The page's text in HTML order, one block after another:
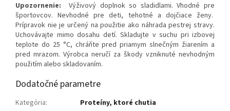
Upozornenie: Výživový doplnok so sladidlami. Vhodné pre
športovcov. Nevhodné pre deti, tehotné a dojčiace ženy.
Prípravok nie je určený na použitie ako náhrada pestrej stravy.
Uchovávajte mimo dosahu detí. Skladujte v suchu pri izbovej
teplote do 25 °C, chráňte pred priamym slnečným žiarením a
pred mrazom. Výrobca neručí za škody vzniknuté nevhodným
použitím alebo skladovaním.
Dodatočné parametre
Kategória:
Proteíny, ktoré chutia